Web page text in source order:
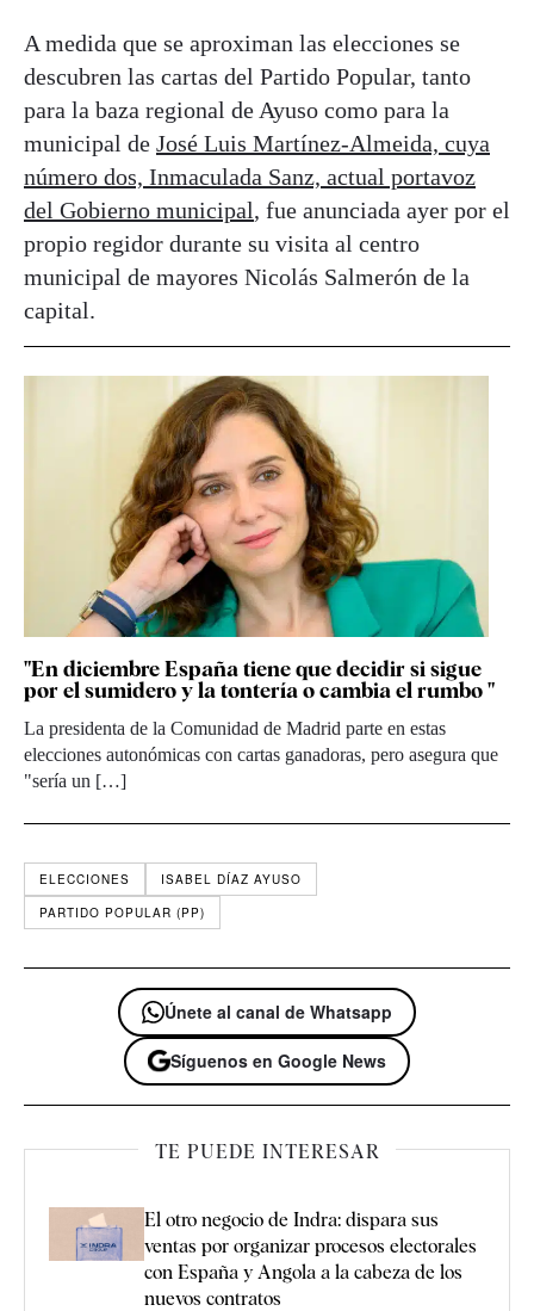
A medida que se aproximan las elecciones se
descubren las cartas del Partido Popular, tanto
para la baza regional de Ayuso como para la
municipal de José Luis Martínez-Almeida, cuya
número dos, Inmaculada Sanz, actual portavoz
del Gobierno municipal, fue anunciada ayer por el
propio regidor durante su visita al centro
municipal de mayores Nicolás Salmerón de la
capital.
"En diciembre España tiene que decidir si sigue
por el sumidero y la tontería o cambia el rumbo "
La presidenta de la Comunidad de Madrid parte en estas
elecciones autonómicas con cartas ganadoras, pero asegura que
"sería un […]
ELECCIONES
ISABEL DÍAZ AYUSO
PARTIDO POPULAR (PP)
Únete al canal de Whatsapp
Síguenos en Google News
TE PUEDE INTERESAR
El otro negocio de Indra: dispara sus
ventas por organizar procesos electorales
con España y Angola a la cabeza de los
nuevos contratos